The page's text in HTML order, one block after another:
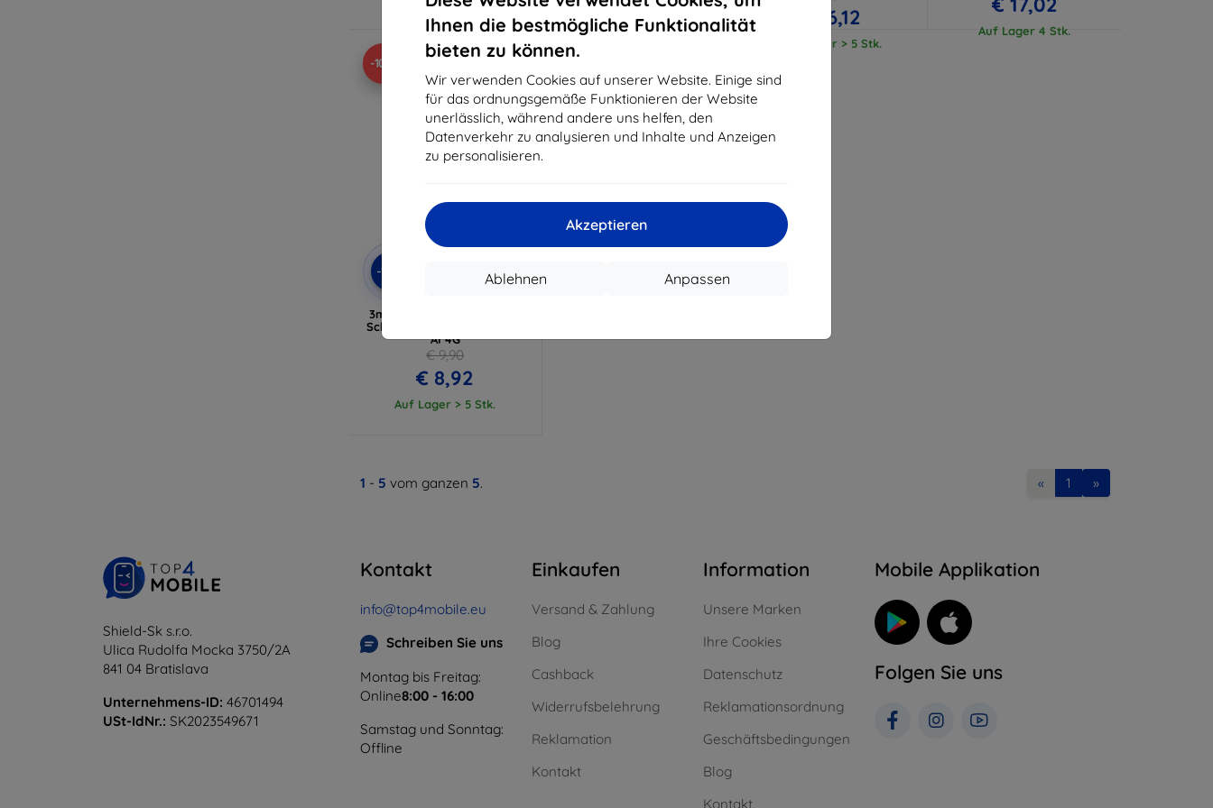
Ihnen die bestmögliche Funktionalität
bieten zu können.
Wir verwenden Cookies auf unserer Website. Einige sind
für das ordnungsgemäße Funktionieren der Website
unerlässlich, während andere uns helfen, den
Datenverkehr zu analysieren und Inhalte und Anzeigen
zu personalisieren.
Akzeptieren
Anpassen
Ablehnen
Auf Lager > 5 Stk. Auf Lager > 5 Stk.
€ 16,12
Auf Lager > 5 Stk.
Auf Lager 4 Stk.
-10%
-10% EXTRA10
3mk Watch Protection ARC
Schutzfolie für Garett Next
AI 4G
€ 9,90
€ 8,92
Auf Lager > 5 Stk.
1 - 5 vom ganzen 5. « 1 »
Shield-Sk s.r.o.
Ulica Rudolfa Mocka 3750/2A
841 04 Bratislava
Unternehmens-ID: 46701494
USt-IdNr.: SK2023549671
Kontakt
info@top4mobile.eu
Schreiben Sie uns
Montag bis Freitag:
Online8:00 - 16:00
Samstag und Sonntag:
Offline
Einkaufen
Versand & Zahlung
Blog
Cashback
Widerrufsbelehrung
Reklamation
Kontakt
Information
Unsere Marken
Ihre Cookies
Datenschutz
Reklamationsordnung
Geschäftsbedingungen
Blog
Kontakt
Mobile Applikation
Folgen Sie uns